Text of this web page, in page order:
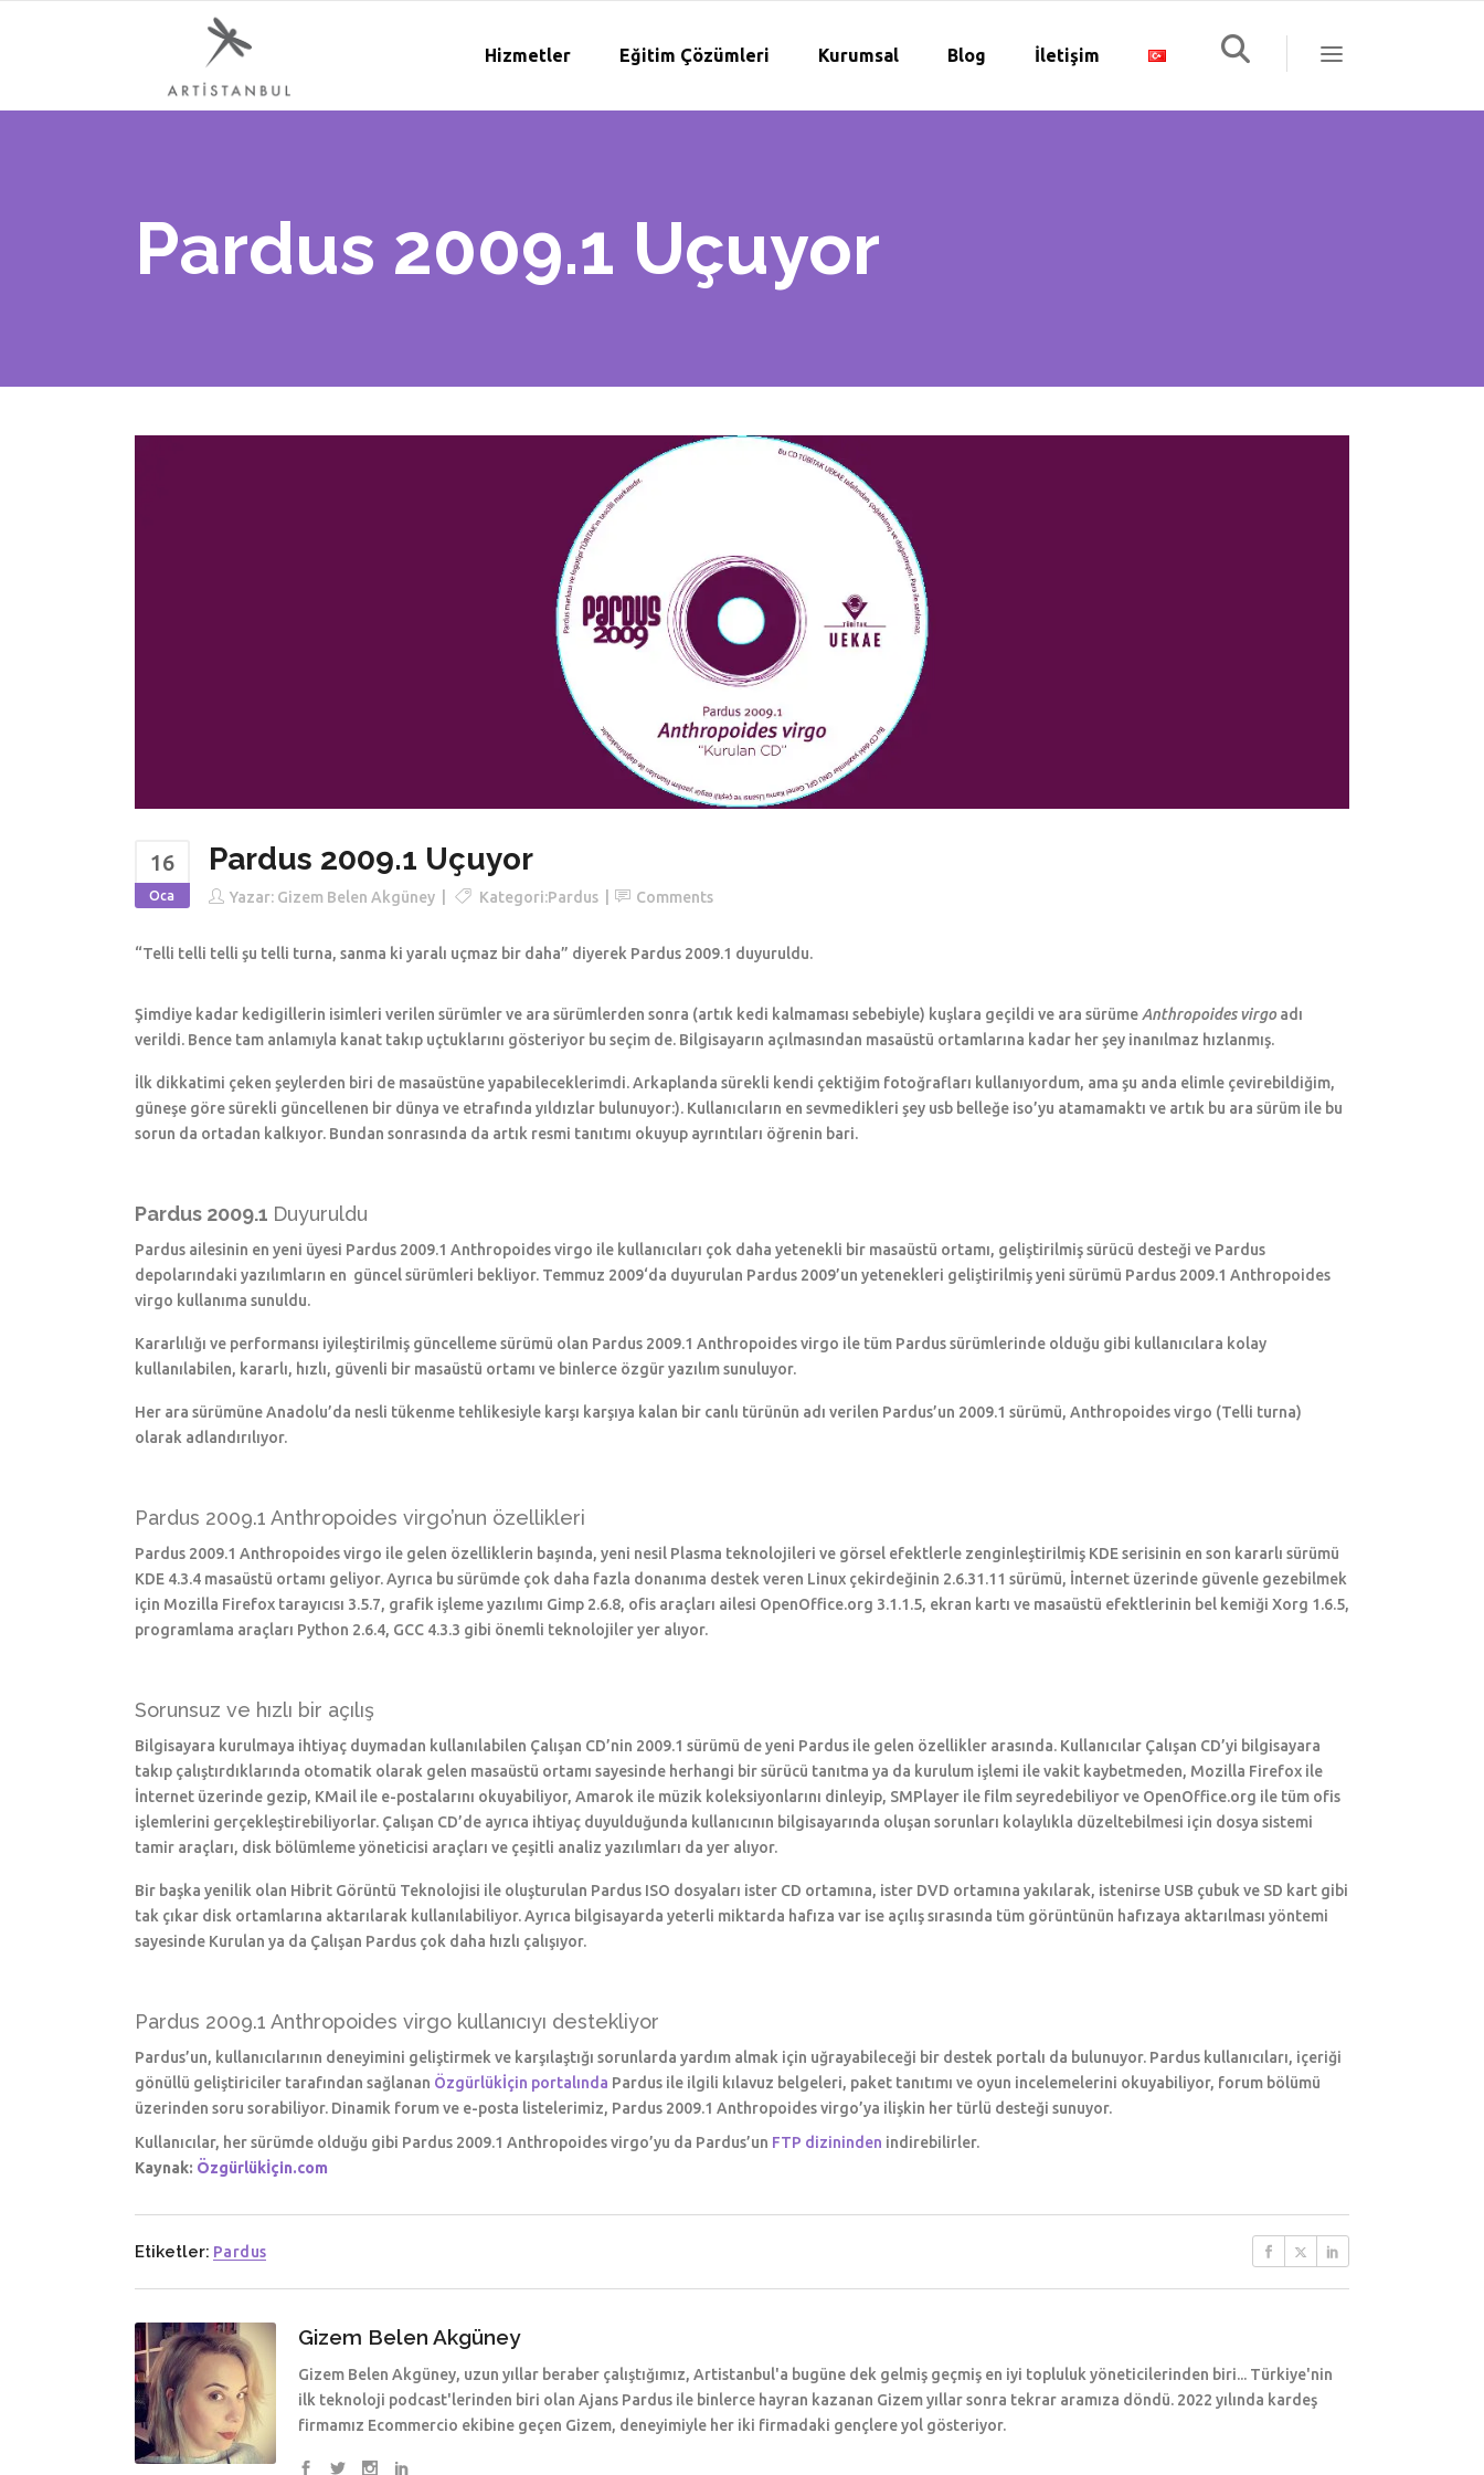
Hizmetler Eğitim Çözümleri Kurumsal Blog İletişim
Pardus 2009.1 Uçuyor
16
Oca
Pardus 2009.1 Uçuyor
Yazar: Gizem Belen Akgüney Kategori:Pardus Comments
“Telli telli telli şu telli turna, sanma ki yaralı uçmaz bir daha” diyerek Pardus 2009.1 duyuruldu.
Şimdiye kadar kedigillerin isimleri verilen sürümler ve ara sürümlerden sonra (artık kedi kalmaması sebebiyle) kuşlara geçildi ve ara sürümeAnthropoides virgo adı
verildi. Bence tam anlamıyla kanat takıp uçtuklarını gösteriyor bu seçim de. Bilgisayarın açılmasından masaüstü ortamlarına kadar her şey inanılmaz hızlanmış.
İlk dikkatimi çeken şeylerden biri de masaüstüne yapabileceklerimdi. Arkaplanda sürekli kendi çektiğim fotoğrafları kullanıyordum, ama şu anda elimle çevirebildiğim,
güneşe göre sürekli güncellenen bir dünya ve etrafında yıldızlar bulunuyor:). Kullanıcıların en sevmedikleri şey usb belleğe iso’yu atamamaktı ve artık bu ara sürüm ile bu
sorun da ortadan kalkıyor. Bundan sonrasında da artık resmi tanıtımı okuyup ayrıntıları öğrenin bari.
Pardus 2009.1 Duyuruldu
Pardus ailesinin en yeni üyesi Pardus 2009.1 Anthropoides virgo ile kullanıcıları çok daha yetenekli bir masaüstü ortamı, geliştirilmiş sürücü desteği ve Pardus
depolarındaki yazılımların en güncel sürümleri bekliyor. Temmuz 2009‘da duyurulan Pardus 2009’un yetenekleri geliştirilmiş yeni sürümü Pardus 2009.1 Anthropoides
virgo kullanıma sunuldu.
Kararlılığı ve performansı iyileştirilmiş güncelleme sürümü olan Pardus 2009.1 Anthropoides virgo ile tüm Pardus sürümlerinde olduğu gibi kullanıcılara kolay
kullanılabilen, kararlı, hızlı, güvenli bir masaüstü ortamı ve binlerce özgür yazılım sunuluyor.
Her ara sürümüne Anadolu’da nesli tükenme tehlikesiyle karşı karşıya kalan bir canlı türünün adı verilen Pardus’un 2009.1 sürümü, Anthropoides virgo (Telli turna)
olarak adlandırılıyor.
Pardus 2009.1 Anthropoides virgo’nun özellikleri
Pardus 2009.1 Anthropoides virgo ile gelen özelliklerin başında, yeni nesil Plasma teknolojileri ve görsel efektlerle zenginleştirilmiş KDE serisinin en son kararlı sürümü
KDE 4.3.4 masaüstü ortamı geliyor. Ayrıca bu sürümde çok daha fazla donanıma destek veren Linux çekirdeğinin 2.6.31.11 sürümü, İnternet üzerinde güvenle gezebilmek
için Mozilla Firefox tarayıcısı 3.5.7, grafik işleme yazılımı Gimp 2.6.8, ofis araçları ailesi OpenOffice.org 3.1.1.5, ekran kartı ve masaüstü efektlerinin bel kemiği Xorg 1.6.5,
programlama araçları Python 2.6.4, GCC 4.3.3 gibi önemli teknolojiler yer alıyor.
Sorunsuz ve hızlı bir açılış
Bilgisayara kurulmaya ihtiyaç duymadan kullanılabilen Çalışan CD’nin 2009.1 sürümü de yeni Pardus ile gelen özellikler arasında. Kullanıcılar Çalışan CD’yi bilgisayara
takıp çalıştırdıklarında otomatik olarak gelen masaüstü ortamı sayesinde herhangi bir sürücü tanıtma ya da kurulum işlemi ile vakit kaybetmeden, Mozilla Firefox ile
İnternet üzerinde gezip, KMail ile e-postalarını okuyabiliyor, Amarok ile müzik koleksiyonlarını dinleyip, SMPlayer ile film seyredebiliyor ve OpenOffice.org ile tüm ofis
işlemlerini gerçekleştirebiliyorlar. Çalışan CD’de ayrıca ihtiyaç duyulduğunda kullanıcının bilgisayarında oluşan sorunları kolaylıkla düzeltebilmesi için dosya sistemi
tamir araçları, disk bölümleme yöneticisi araçları ve çeşitli analiz yazılımları da yer alıyor.
Bir başka yenilik olan Hibrit Görüntü Teknolojisi ile oluşturulan Pardus ISO dosyaları ister CD ortamına, ister DVD ortamına yakılarak, istenirse USB çubuk ve SD kart gibi
tak çıkar disk ortamlarına aktarılarak kullanılabiliyor. Ayrıca bilgisayarda yeterli miktarda hafıza var ise açılış sırasında tüm görüntünün hafızaya aktarılması yöntemi
sayesinde Kurulan ya da Çalışan Pardus çok daha hızlı çalışıyor.
Pardus 2009.1 Anthropoides virgo kullanıcıyı destekliyor
Pardus’un, kullanıcılarının deneyimini geliştirmek ve karşılaştığı sorunlarda yardım almak için uğrayabileceği bir destek portalı da bulunuyor. Pardus kullanıcıları, içeriği
gönüllü geliştiriciler tarafından sağlanan Özgürlükİçin portalında Pardus ile ilgili kılavuz belgeleri, paket tanıtımı ve oyun incelemelerini okuyabiliyor, forum bölümü
üzerinden soru sorabiliyor. Dinamik forum ve e-posta listelerimiz, Pardus 2009.1 Anthropoides virgo’ya ilişkin her türlü desteği sunuyor.
Kullanıcılar, her sürümde olduğu gibi Pardus 2009.1 Anthropoides virgo’yu da Pardus’un FTP dizininden indirebilirler.
Kaynak: Özgürlükİçin.com
Etiketler: Pardus
Gizem Belen Akgüney
Gizem Belen Akgüney, uzun yıllar beraber çalıştığımız, Artistanbul'a bugüne dek gelmiş geçmiş en iyi topluluk yöneticilerinden biri... Türkiye'nin
ilk teknoloji podcast'lerinden biri olan Ajans Pardus ile binlerce hayran kazanan Gizem yıllar sonra tekrar aramıza döndü. 2022 yılında kardeş
firmamız Ecommercio ekibine geçen Gizem, deneyimiyle her iki firmadaki gençlere yol gösteriyor.